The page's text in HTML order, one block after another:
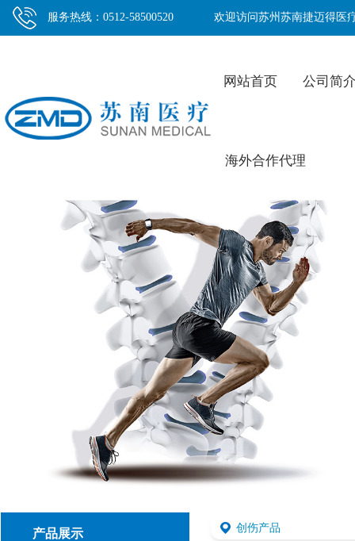
服务热线：0512-58500520 欢迎访问苏州苏南捷迈得医
网站首页 公司简
海外合作代理
产品展示 创伤产品